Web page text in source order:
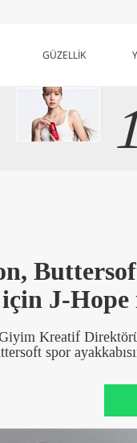
GÜZELLİK
J-
Kreatif
spor